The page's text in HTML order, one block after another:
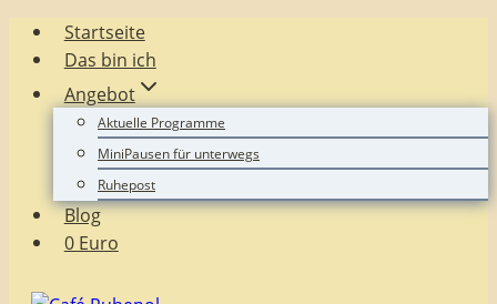
Zum
Inhalt
springen
Startseite
Das bin ich
Angebot
Aktuelle Programme
MiniPausen für unterwegs
Ruhepost
Blog
0 Euro